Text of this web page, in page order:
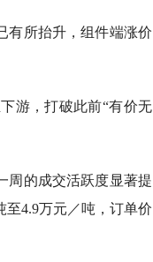
有所抬升，组件端涨价
游，打破此前“有价无
周的成交活跃度显著提
至4.9万元／吨，订单价